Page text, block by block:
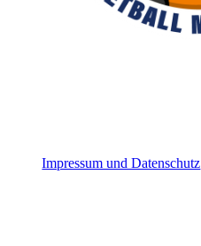
Impressum und Datenschutz